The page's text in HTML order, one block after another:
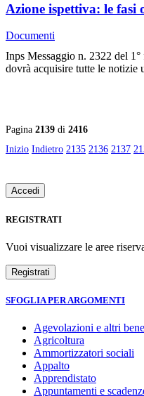
Azione ispettiva: le fasi
Documenti
Inps Messaggio n. 2322 del
dovrà acquisire tutte le notizie
Pagina 2139 di 2416
Inizio Indietro 2135 2136 2137
REGISTRATI
Vuoi visualizzare le aree
SFOGLIA PER ARGOMENTI
Agevolazioni e altri
Agricoltura
Ammortizzatori sociali
Appalto
Apprendistato
Appuntamenti e